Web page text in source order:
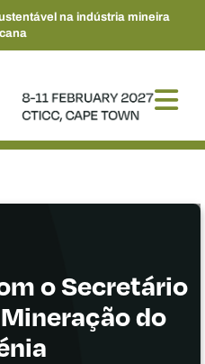
na indústria mineira
o Secretário
do